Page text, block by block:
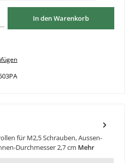
In den Warenkorb
für M2,5 Schrauben, Aussen-
Durchmesser 2,7 cm Mehr